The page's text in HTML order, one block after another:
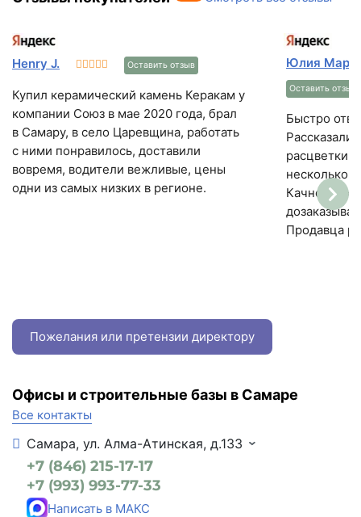
Henry J. Оставить отзыв
Купил керамический камень Керакам у
компании Союз в мае 2020 года, брал
в Самару, в село Царевщина, работать
с ними понравилось, доставили
вовремя, водители вежливые, цены
одни из самых низких в регионе.
Юлия
Оставить отзыв
Быстро
расцветки.
несколько
Качнство
Продавца
Пожелания или претензии директору
Офисы и строительные базы в Самаре
Все контакты
Самара, ул. Алма-Атинская, д.133
+7 (846) 215-17-17
+7 (993) 993-77-33
Написать в МАКС